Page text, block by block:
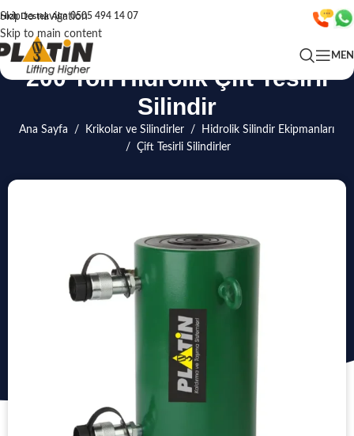
Skip to navigation
Skip to main content
Hızlı Destek Alın0505 494 14 07
200 Ton Hidrolik Çift Tesirli
Silindir
Ana Sayfa / Krikolar ve Silindirler /
Hidrolik Silindir Ekipmanları
/
Çift Tesirli Silindirler